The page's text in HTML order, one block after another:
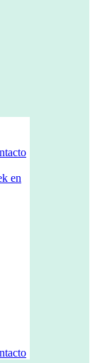
en